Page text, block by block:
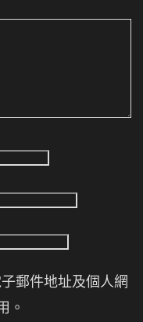
郵件地址及個人網
。